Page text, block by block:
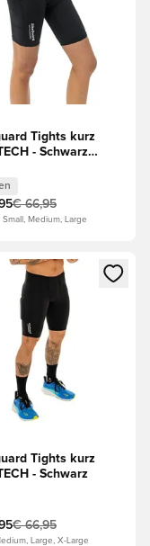
Tights kurz
- Schwarz
€ 66,95
Small, Medium, Large
Registrieren als
ein Fenster zum
Tights kurz
- Schwarz
€ 66,95
Large, X-Large